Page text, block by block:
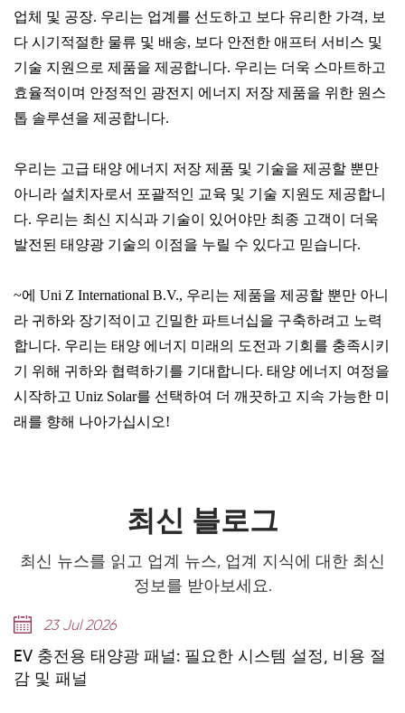
업체 및 공장. 우리는 업계를 선도하고 보다 유리한 가격, 보
다 시기적절한 물류 및 배송, 보다 안전한 애프터 서비스 및
기술 지원으로 제품을 제공합니다. 우리는 더욱 스마트하고
효율적이며 안정적인 광전지 에너지 저장 제품을 위한 원스
톱 솔루션을 제공합니다.
우리는 고급 태양 에너지 저장 제품 및 기술을 제공할 뿐만
아니라 설치자로서 포괄적인 교육 및 기술 지원도 제공합니
다. 우리는 최신 지식과 기술이 있어야만 최종 고객이 더욱
발전된 태양광 기술의 이점을 누릴 수 있다고 믿습니다.
~에 Uni Z International B.V., 우리는 제품을 제공할 뿐만 아니
라 귀하와 장기적이고 긴밀한 파트너십을 구축하려고 노력
합니다. 우리는 태양 에너지 미래의 도전과 기회를 충족시키
기 위해 귀하와 협력하기를 기대합니다. 태양 에너지 여정을
시작하고 Uniz Solar를 선택하여 더 깨끗하고 지속 가능한 미
래를 향해 나아가십시오!
최신 블로그
최신 뉴스를 읽고 업계 뉴스, 업계 지식에 대한 최신
정보를 받아보세요.
23 Jul 2026
EV 충전용 태양광 패널: 필요한 시스템 설정, 비용 절
감 및 패널